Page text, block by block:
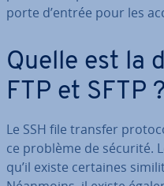
porte d’entrée pour les
Quelle est la
FTP et SFTP ?
Le SSH file transfer
ce problème de sécurité.
qu’il existe certaines